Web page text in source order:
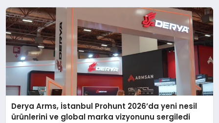
Derya Arms, İstanbul Prohunt 2026’da yeni nesil
ürünlerini ve global marka vizyonunu sergiledi